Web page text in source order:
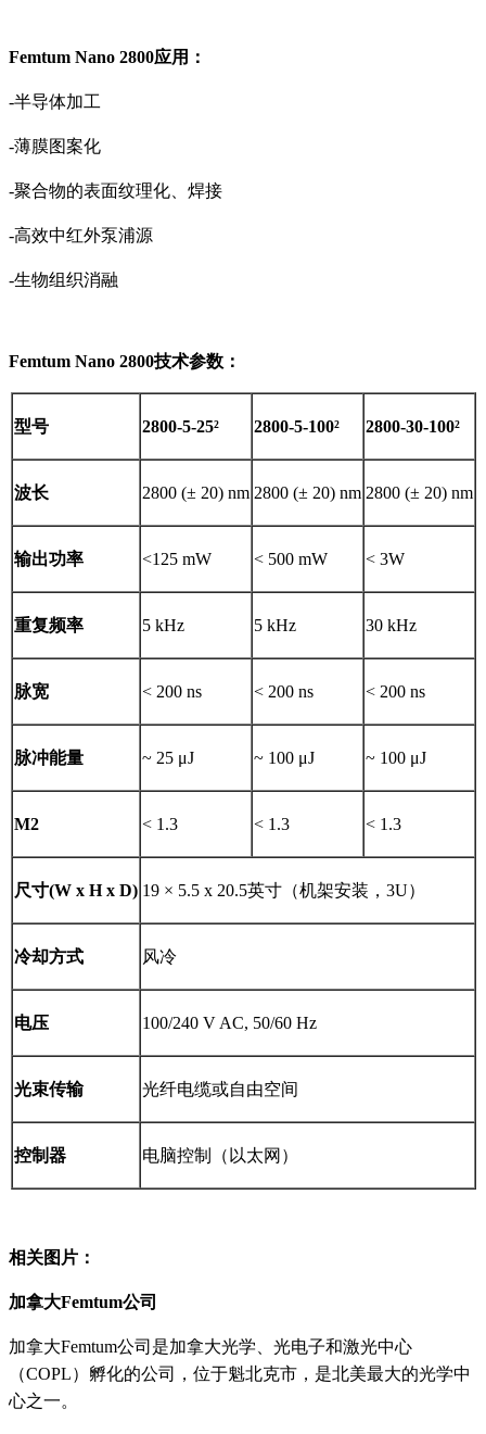
Femtum Nano 2800应用：
-半导体加工
-薄膜图案化
-聚合物的表面纹理化、焊接
-高效中红外泵浦源
-生物组织消融
Femtum Nano 2800技术参数：
型号 2800-5-25² 2800-5-100² 2800-30-100²
波长 2800 (± 20) nm 2800 (± 20) nm 2800 (± 20) nm
输出功率 <125 mW < 500 mW < 3W
重复频率 5 kHz 5 kHz 30 kHz
脉宽 < 200 ns < 200 ns < 200 ns
脉冲能量 ~ 25 μJ ~ 100 μJ ~ 100 μJ
M2 < 1.3 < 1.3 < 1.3
尺寸(W x H x D) 19 × 5.5 x 20.5英寸（机架安装，3U）
冷却方式 风冷
电压 100/240 V AC, 50/60 Hz
光束传输 光纤电缆或自由空间
控制器 电脑控制（以太网）
相关图片：
加拿大Femtum公司
加拿大Femtum公司是加拿大光学、光电子和激光中心
（COPL）孵化的公司，位于魁北克市，是北美最大的光学中
心之一。